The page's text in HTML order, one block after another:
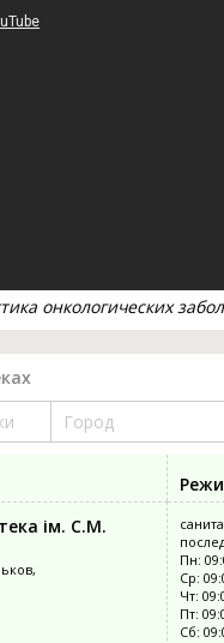
онкологических
ім. С.М.
Пн:
Ср:
Чт:
Пт:
Сб: